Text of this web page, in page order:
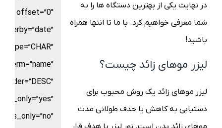
در نهایت یکی از بهترین دستگاه ها را به
شما معرفی خواهیم کرد. با ما تا انتها همراه
باشید!
لیزر موهای زائد چیست؟
لیزر موهای زائد یک روش محبوب برای
دستیابی به کاهش یا حذف طولانی مدت
offset=”0″
orderby=”date”
order=”DESC”